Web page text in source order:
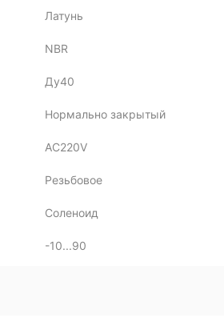
Латунь
NBR
Ду40
Нормально закрытый
AC220V
Резьбовое
Соленоид
-10...90